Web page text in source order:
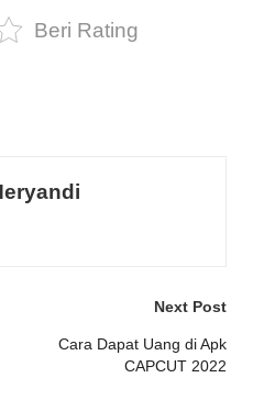
Beri Rating
Next Post
Cara Dapat Uang di Apk
CAPCUT 2022